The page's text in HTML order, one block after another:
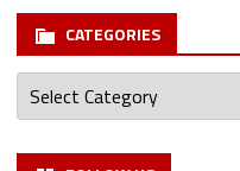
CATEGORIES
Categories